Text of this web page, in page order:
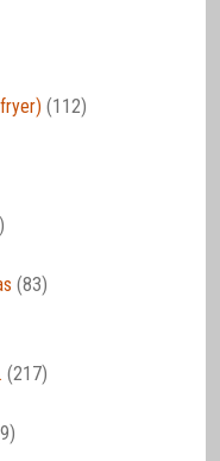
(112)
(83)
(217)